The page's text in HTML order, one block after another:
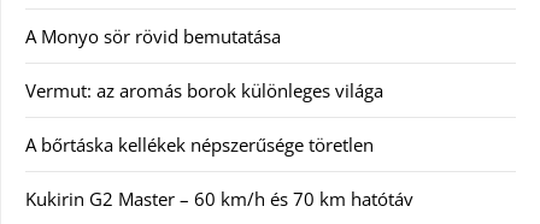
A Monyo sör rövid bemutatása
Vermut: az aromás borok különleges világa
A bőrtáska kellékek népszerűsége töretlen
Kukirin G2 Master – 60 km/h és 70 km hatótáv